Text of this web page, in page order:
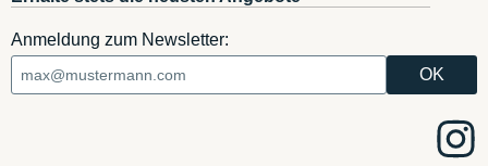
Anmeldung zum Newsletter: